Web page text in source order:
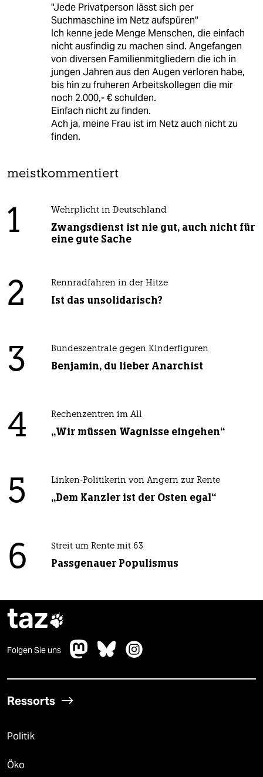
"Jede Privatperson lässt sich per
Suchmaschine im Netz aufspüren"
Ich kenne jede Menge Menschen, die einfach
nicht ausfindig zu machen sind. Angefangen
von diversen Familienmitgliedern die ich in
jungen Jahren aus den Augen verloren habe,
bis hin zu fruheren Arbeitskollegen die mir
noch 2.000,- € schulden.
Einfach nicht zu finden.
Ach ja, meine Frau ist im Netz auch nicht zu
finden.
meistkommentiert
1 Wehrplicht in Deutschland
Zwangsdienst ist nie gut, auch nicht für
eine gute Sache
2 Rennradfahren in der Hitze
Ist das unsolidarisch?
3 Bundeszentrale gegen Kinderfiguren
Benjamin, du lieber Anarchist
4 Rechenzentren im All
„Wir müssen Wagnisse eingehen“
5 Linken-Politikerin von Angern zur Rente
„Dem Kanzler ist der Osten egal“
6 Streit um Rente mit 63
Passgenauer Populismus
taz
Folgen Sie uns
Ressorts
Politik
Öko